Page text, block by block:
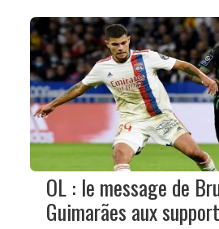
OL : le message de
Guimarães aux